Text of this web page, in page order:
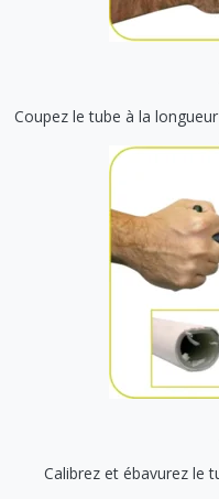
Coupez le tube à la
Calibrez et ébavurez le